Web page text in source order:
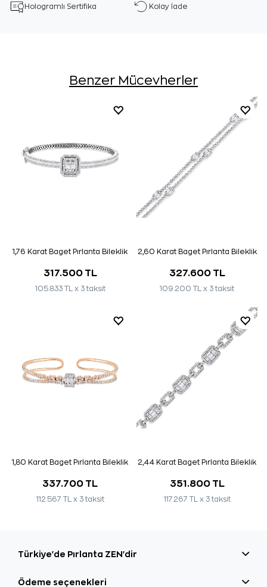
Hologramlı Sertifika Kolay İade
Benzer Mücevherler
1,76 Karat Baget Pırlanta Bileklik
317.500 TL
105.833 TL x 3 taksit
2,60 Karat Baget Pırlanta Bileklik
327.600 TL
109.200 TL x 3 taksit
1,80 Karat Baget Pırlanta Bileklik
337.700 TL
112.567 TL x 3 taksit
2,44 Karat Baget Pırlanta Bileklik
351.800 TL
117.267 TL x 3 taksit
Türkiye'de Pırlanta ZEN'dir
Ödeme seçenekleri